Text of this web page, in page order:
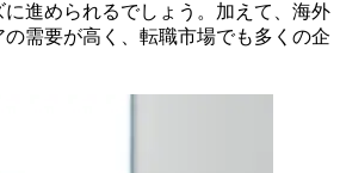
進められるでしょう。加えて、海外
需要が高く、転職市場でも多くの企